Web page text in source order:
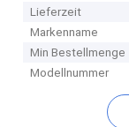
Lieferzeit
Markenname
Min Bestellmenge
Modellnummer